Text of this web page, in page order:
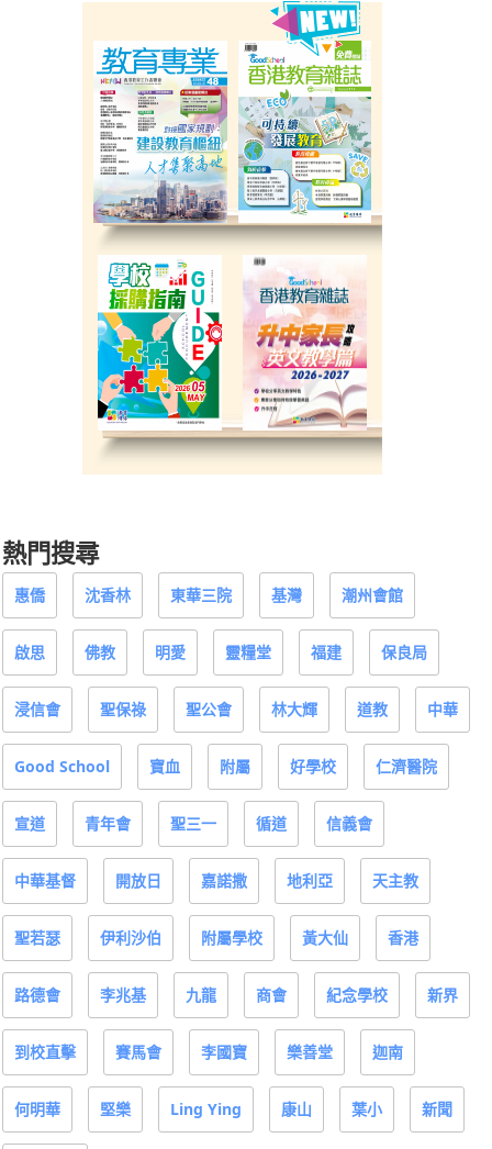
熱門搜尋
惠僑 沈香林 東華三院 基灣 潮州會館
啟思 佛教 明愛 靈糧堂 福建 保良局
浸信會 聖保祿 聖公會 林大輝 道教 中華
Good School 寶血 附屬 好學校 仁濟醫院
宣道 青年會 聖三一 循道 信義會
中華基督 開放日 嘉諾撒 地利亞 天主教
聖若瑟 伊利沙伯 附屬學校 黃大仙 香港
路德會 李兆基 九龍 商會 紀念學校 新界
到校直擊 賽馬會 李國寶 樂善堂 迦南
何明華 堅樂 Ling Ying 康山 葉小 新聞